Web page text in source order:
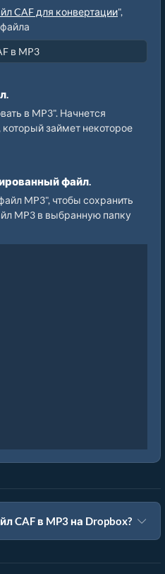
CAF для конвертации",
в MP3". Начнется
займет некоторое
файл.
MP3", чтобы сохранить
MP3 в выбранную папку
CAF в MP3 на Dropbox?